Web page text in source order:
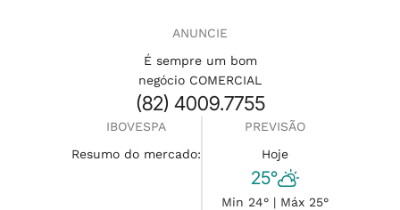
ANUNCIE
É sempre um bom
negócio COMERCIAL
(82) 4009.7755
IBOVESPA
Resumo do mercado:
PREVISÃO
Hoje
25°
Min 24° | Máx 25°